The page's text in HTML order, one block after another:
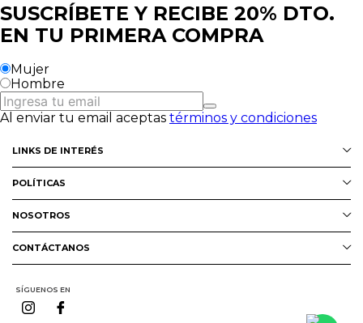
SUSCRÍBETE Y RECIBE 20% DTO.
EN TU PRIMERA COMPRA
Mujer
Hombre
Al enviar tu email aceptas términos y condiciones
LINKS DE INTERÉS
Preguntas Frecuentes
Puntos Prime
SIC
POLÍTICAS
Política de Protección de Datos
Preguntas Frecuentes
Guia de Tallas
NOSOTROS
Nuestras tiendas
CONTÁCTANOS
Whatsapp (+57) 315 5572222
SÍGUENOS EN